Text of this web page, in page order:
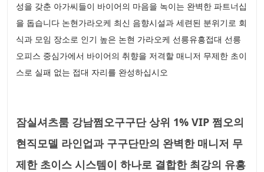
성을 갖춘 아가씨들이 바이어의 마음을 녹이는 완벽한 파트너십
을 돕습니다 논현가라오케 최신 음향시설과 세련된 분위기로 회
식과 모임 장소로 인기 높은 논현 가라오케 선릉유흥접대 선릉
오피스 중심가에서 바이어의 취향을 저격할 매니저 무제한 초이
스로 실패 없는 접대 자리를 완성하십시오
잠실셔츠룸 강남쩜오구구단 상위 1% VIP 쩜오의
현직모델 라인업과 구구단만의 완벽한 매니저 무
제한 초이스 시스템이 하나로 결합한 최강의 유흥